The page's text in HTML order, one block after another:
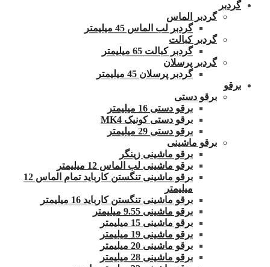
گردبر
گردبر الماس
گردبر لب الماس 45 میلیمتر
گردبر کبالت
گردبر کبالت 65 میلیمتر
گردبر پرسلان
گردبر پرسلان 45 میلیمتر
برقو
برقو دستی
برقو دستی 16 میلیمتر
برقو دستی کونیک MK4
برقو دستی 29 میلیمتر
برقو ماشینی
برقو ماشینی زینگر
برقو ماشینی لب الماس 12 میلیمتر
برقو ماشینی تنگستن کارباید تمام الماس 12
میلیمتر
برقو ماشینی تنگستن کارباید 16 میلیمتر
برقو ماشینی 9.55 میلیمتر
برقو ماشینی 15 میلیمتر
برقو ماشینی 19 میلیمتر
برقو ماشینی 20 میلیمتر
برقو ماشینی 28 میلیمتر